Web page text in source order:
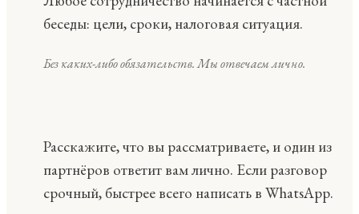
беседы: цели, сроки, налоговая ситуация.
Без каких-либо обязательств. Мы отвечаем лично.
Расскажите, что вы рассматриваете, и один из
партнёров ответит вам лично. Если разговор
срочный, быстрее всего написать в WhatsApp.